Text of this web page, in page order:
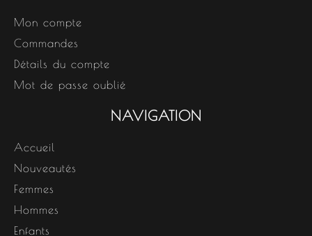
Mon compte
Commandes
Détails du compte
Mot de passe oublié
NAVIGATION
Accueil
Nouveautés
Femmes
Hommes
Enfants